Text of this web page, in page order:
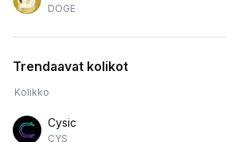
DOGE
Trendaavat kolikot
Kolikko
Cysic
CYS